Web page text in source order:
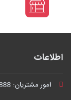
اطلاعات
امور مشتریان: